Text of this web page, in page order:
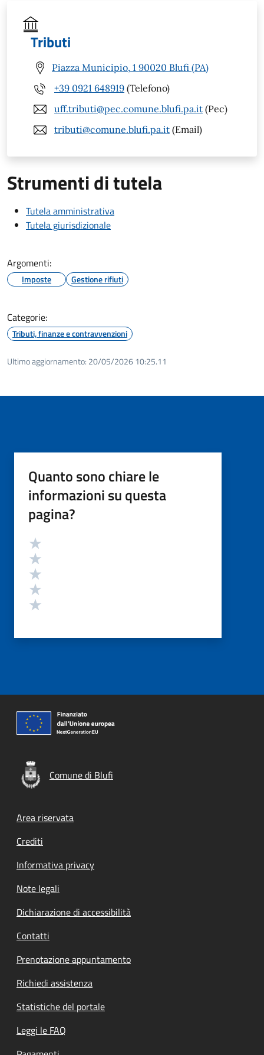
Tributi
Piazza Municipio, 1 90020 Blufi (PA)
+39 0921 648919 (Telefono)
uff.tributi@pec.comune.blufi.pa.it (Pec)
tributi@comune.blufi.pa.it (Email)
Strumenti di tutela
Tutela amministrativa
Tutela giurisdizionale
Argomenti:
Imposte Gestione rifiuti
Categorie:
Tributi, finanze e contravvenzioni
Ultimo aggiornamento: 20/05/2026 10:25.11
Quanto sono chiare le
informazioni su questa
pagina?
Valutazione
Comune di Blufi
Footer menu
Area riservata
Crediti
Informativa privacy
Note legali
Dichiarazione di accessibilità
Contatti
Prenotazione appuntamento
Richiedi assistenza
Statistiche del portale
Leggi le FAQ